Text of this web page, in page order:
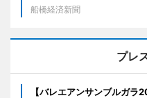
船橋経済新聞
プレ
【バレエアンサンブルガ